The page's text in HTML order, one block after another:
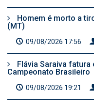
Homem é morto a
(MT)
09/08/2026 17:56
Flávia Saraiva
Campeonato Brasileiro
09/08/2026 19:21